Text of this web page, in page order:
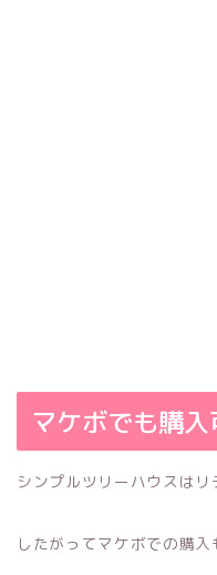
マケボでも購入
シンプルツリーハウスはリ
したがってマケボでの購入